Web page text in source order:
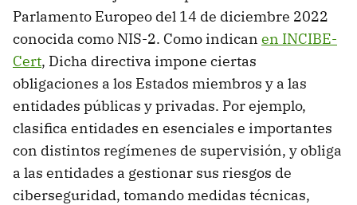
Parlamento Europeo del 14 de diciembre 2022
conocida como NIS-2. Como indican en INCIBE-
Cert, Dicha directiva impone ciertas
obligaciones a los Estados miembros y a las
entidades públicas y privadas. Por ejemplo,
clasifica entidades en esenciales e importantes
con distintos regímenes de supervisión, y obliga
a las entidades a gestionar sus riesgos de
ciberseguridad, tomando medidas técnicas,